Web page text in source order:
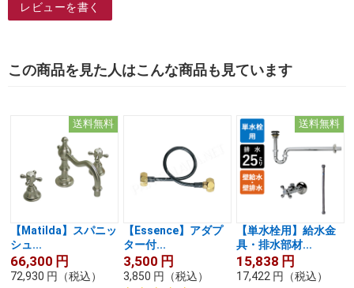
レビューを書く
この商品を見た人はこんな商品も見ています
送料無料
【Matilda】スパニッ
シュ...
66,300 円
72,930 円 （税込）
【Essence】アダプ
ター付...
3,500 円
3,850 円 （税込）
送料無料
【単水栓用】給水金
具・排水部材...
15,838 円
17,422 円 （税込）